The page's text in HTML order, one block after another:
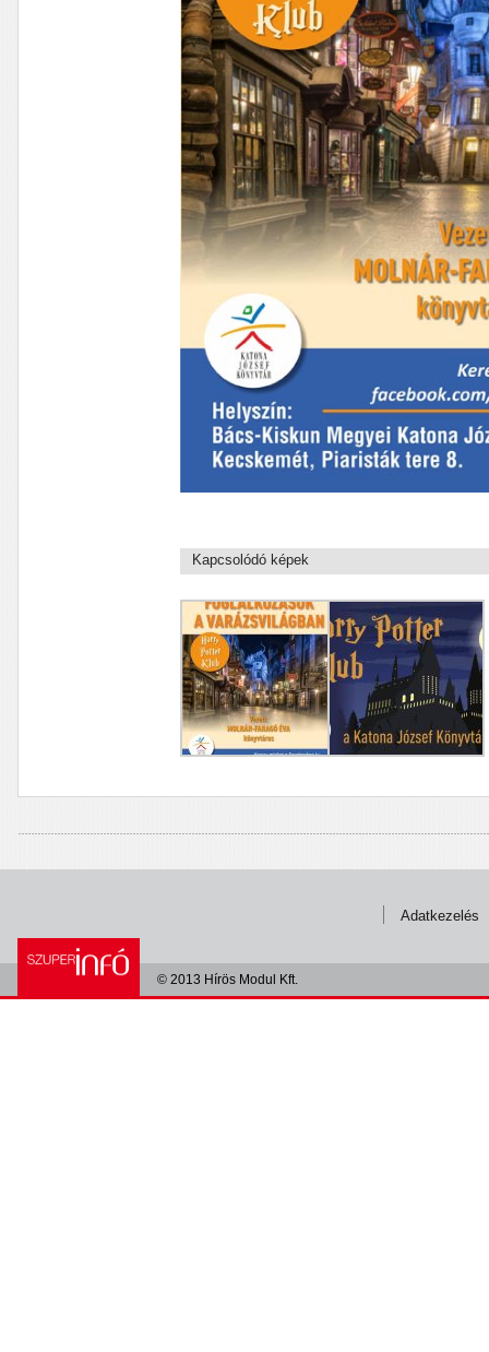
Kapcsolódó képek
Adatkezelés
© 2013 Hírös Modul Kft.